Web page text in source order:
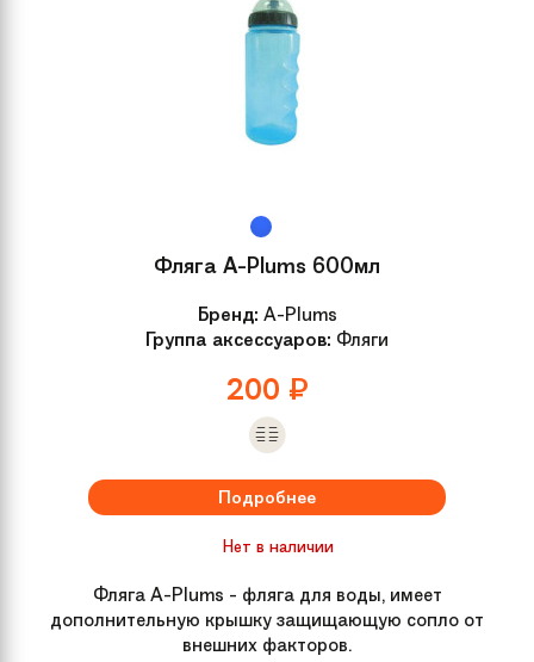
Suntour M-3010AL, 50 mm
aluminium
aluminium
Рулевая колонка aluminium
Передний тормоз Tektro V-Brake
Wheeltop, 42/34/24T
Фляга A-Plums 600мл
Бренд: A-Plums
Группа аксессуаров: Фляги
200 ₽
Подробнее
Нет в наличии
Фляга A-Plums - фляга для воды, имеет
дополнительную крышку защищающую сопло от
внешних факторов.